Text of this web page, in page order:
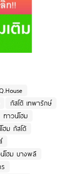
กัสโต้ เทพารักษ์
ทาวน์โฮม
ฮม กัสโต้
โฮม บางพลี